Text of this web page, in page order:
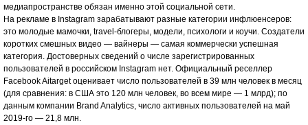
медиапространстве обязан именно этой социальной сети.
На рекламе в Instagram зарабатывают разные категории инфлюенсеров:
это молодые мамочки, travel-блогеры, модели, психологи и коучи. Создатели
коротких смешных видео — вайнеры — самая коммерчески успешная
категория. Достоверных сведений о числе зарегистрированных
пользователей в российском Instagram нет. Официальный реселлер
Facebook Aitarget оценивает число пользователей в 39 млн человек в месяц
(для сравнения: в США это 120 млн человек, во всем мире — 1 млрд); по
данным компании Brand Analytics, число активных пользователей на май
2019-го — 21,8 млн.